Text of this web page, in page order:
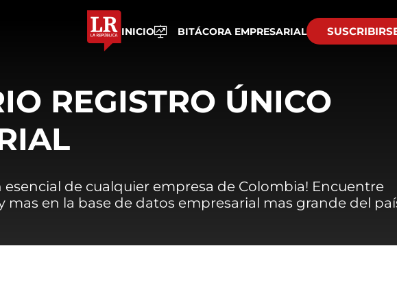
INICIO BITÁCORA EMPRESARIAL
REGISTRO ÚNICO
esencial de cualquier empresa de Colombia! Encuentre
mas en la base de datos empresarial mas grande del